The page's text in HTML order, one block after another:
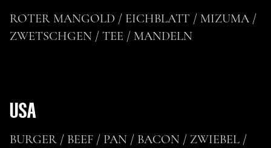
ROTER MANGOLD / EICHBLATT / MIZUMA /
ZWETSCHGEN / TEE / MANDELN
USA
BURGER / BEEF / PAN / BACON / ZWIEBEL /